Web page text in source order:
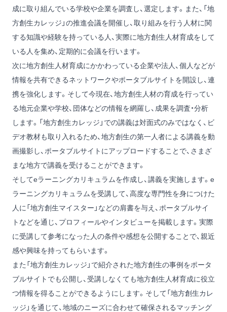
成に取り組んでいる学校や企業を調査し、選定します。また、「地
方創生カレッジ」の推進会議を開催し、取り組みを行う人材に関
する知識や経験を持っている人、実際に地方創生人材育成をして
いる人を集め、定期的に会議を行います。
次に地方創生人材育成にかかわっている企業や法人、個人などが
情報を共有できるネットワークやポータブルサイトを開設し、連
携を強化します。そして今現在、地方創生人材の育成を行ってい
る地元企業や学校、団体などの情報を網羅し、成果を調査・分析
します。「地方創生カレッジ」での講義は対面式のみではなく、ビ
デオ教材も取り入れるため、地方創生の第一人者による講義を動
画撮影し、ポータブルサイトにアップロードすることで、さまざ
まな地方で講義を受けることができます。
そしてeラーニングカリキュラムを作成し、講義を実施します。e
ラーニングカリキュラムを受講して、高度な専門性を身につけた
人に「地方創生マイスター」などの肩書を与え、ポータブルサイ
トなどを通じ、プロフィールやインタビューを掲載します。実際
に受講して参考になった人の条件や感想を公開することで、親近
感や興味を持ってもらいます。
また「地方創生カレッジ」で紹介された地方創生の事例をポータ
ブルサイトでも公開し、受講しなくても地方創生人材育成に役立
つ情報を得ることができるようにします。そして「地方創生カレ
ッジ」を通じて、地域のニーズに合わせて確保されるマッチング